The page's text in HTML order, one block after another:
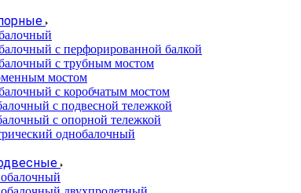
с перфорированной балкой
с трубным мостом
мостом
с коробчатым мостом
с подвесной тележкой
с опорной тележкой
однобалочный